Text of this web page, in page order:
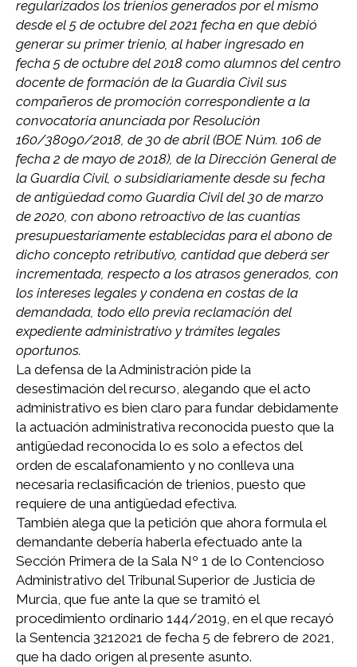
regularizados los trienios generados por el mismo
desde el 5 de octubre del 2021 fecha en que debió
generar su primer trienio, al haber ingresado en
fecha 5 de octubre del 2018 como alumnos del centro
docente de formación de la Guardia Civil sus
compañeros de promoción correspondiente a la
convocatoria anunciada por Resolución
160/38090/2018, de 30 de abril (BOE Núm. 106 de
fecha 2 de mayo de 2018), de la Dirección General de
la Guardia Civil, o subsidiariamente desde su fecha
de antigüedad como Guardia Civil del 30 de marzo
de 2020, con abono retroactivo de las cuantías
presupuestariamente establecidas para el abono de
dicho concepto retributivo, cantidad que deberá ser
incrementada, respecto a los atrasos generados, con
los intereses legales y condena en costas de la
demandada, todo ello previa reclamación del
expediente administrativo y trámites legales
oportunos.
La defensa de la Administración pide la
desestimación del recurso, alegando que el acto
administrativo es bien claro para fundar debidamente
la actuación administrativa reconocida puesto que la
antigüedad reconocida lo es solo a efectos del
orden de escalafonamiento y no conlleva una
necesaria reclasificación de trienios, puesto que
requiere de una antigüedad efectiva.
También alega que la petición que ahora formula el
demandante debería haberla efectuado ante la
Sección Primera de la Sala Nº 1 de lo Contencioso
Administrativo del Tribunal Superior de Justicia de
Murcia, que fue ante la que se tramitó el
procedimiento ordinario 144/2019, en el que recayó
la Sentencia 3212021 de fecha 5 de febrero de 2021,
que ha dado origen al presente asunto.